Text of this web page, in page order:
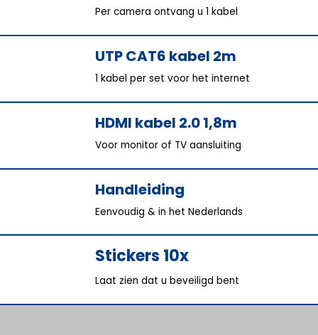
Per camera ontvang u 1 kabel
UTP CAT6 kabel 2m
1 kabel per set voor het internet
HDMI kabel 2.0 1,8m
Voor monitor of TV aansluiting
Handleiding
Eenvoudig & in het Nederlands
Stickers 10x
Laat zien dat u beveiligd bent